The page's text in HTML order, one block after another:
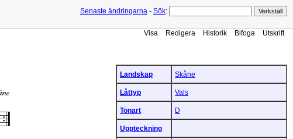
Senaste ändringarna - Sök:
Visa Redigera Historik Bifoga Utskrift
Landskap Skåne
Låttyp Vals
Tonart D
Uppteckning